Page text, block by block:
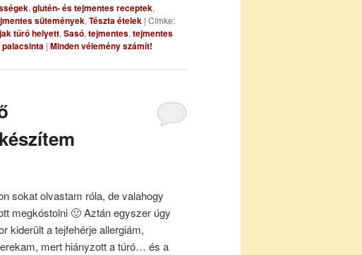
, glutén- és tejmentes receptek,
sütemények, Tészta ételek | Címke:
túró helyett, Sasó, tejmentes, tejmentes
| Minden vélemény számít!
sokat olvastam róla, de valahogy
megkóstolni 🙂 Aztán egyszer úgy
kiderült a tejfehérje allergiám,
mert hiányzott a túró… és a